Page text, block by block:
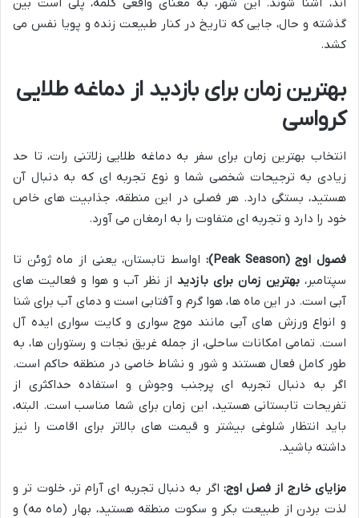
اند، آشنا شوند. این شهر، به معنای واقعی کلمه، پلی است بین
گذشته و حال، جایی که تاریخ در کنار طبیعت زنده و پویا نفس می
کشد.
بهترین زمان برای بازدید از دماغه طلایی
کرواسی
انتخاب بهترین زمان برای سفر به دماغه طلایی زلاتنی رات، تا حد
زیادی به ترجیحات شخصی شما و نوع تجربه ای که به دنبال آن
هستید، بستگی دارد. هر فصلی در این منطقه، جذابیت های خاص
خود را دارد و تجربه ای متفاوت را به ارمغان می آورد.
فصول اوج (Peak Season):
اواسط تابستان، یعنی از ماه ژوئن تا
سپتامبر، بهترین زمان برای بازدیداز نظر آب و هوا و فعالیت های
آبی است. در این ماه ها، هوا گرم و آفتابی است و دمای آب برای شنا
و انواع ورزش های آبی مانند موج سواری و کایت سواری ایده آل
است. تمامی امکانات ساحلی، از جمله غریق نجات و رستوران ها، به
طور کامل فعال هستند و شور و نشاط خاصی در منطقه حاکم است.
اگر به دنبال تجربه ای پرجنب وجوش و استفاده حداکثری از
تفریحات تابستانی هستید، این زمان برای شما مناسب است. البته،
باید انتظار شلوغی بیشتر و قیمت های بالاتر برای اقامت را نیز
داشته باشید.
مزایای خارج از فصل اوج: اگر به دنبال تجربه ای آرام تر، خلوت تر و
لذت بردن از طبیعت بکر و سکوت منطقه هستید، بهار (ماه مه) و